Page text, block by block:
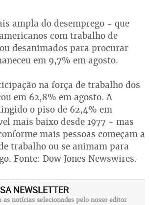
ampla do desemprego - que
com trabalho de
desanimados para procurar
em 9,7% em agosto.
na força de trabalho dos
em 62,8% em agosto. A
o piso de 62,4% em
mais baixo desde 1977 - mas
mais pessoas começam a
trabalho ou se animam para
Fonte: Dow Jones Newswires.
NEWSLETTER
as notícias selecionadas pelo nosso editor